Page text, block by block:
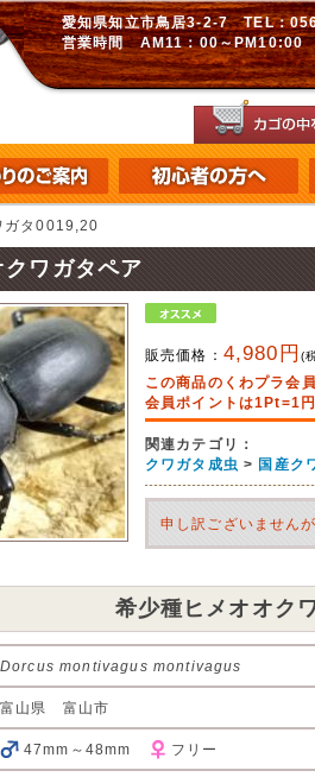
愛知県知立市鳥居3-2-7 TEL：
営業時間 AM11：00～PM10:00
ガタ0019,20
クワガタペア
販売価格： 4,980円 (
この商品のくわプラ会
会員ポイントは1Pt=1
関連カテゴリ：
クワガタ成虫 > 国産ク
申し訳ございません
希少種ヒメオオク
Dorcus montivagus montivagus
富山県 富山市
47mm～48mm フリー